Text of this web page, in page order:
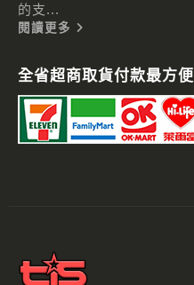
的支...
閱讀更多
全省超商取貨付款最方便